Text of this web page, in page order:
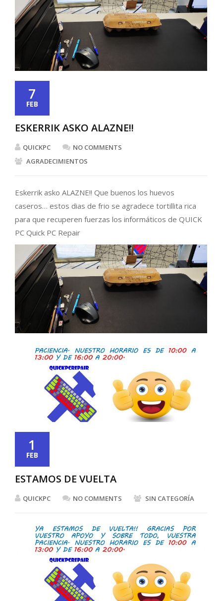
7
FEB
ESKERRIK ASKO ALAZNE!!
QUICKPC
NO COMMENTS
AGRADECIMIENTOS
Eskerrik asko ALAZNE!! Que buenos los huevos
caseros… estos dias de frio se agradece tortillita rica
para que recuperen fuerzas los informáticos de QUICK
PC Quick PC Repair
1
FEB
ESTAMOS DE VUELTA
QUICKPC NO COMMENTS SIN CATEGORÍA